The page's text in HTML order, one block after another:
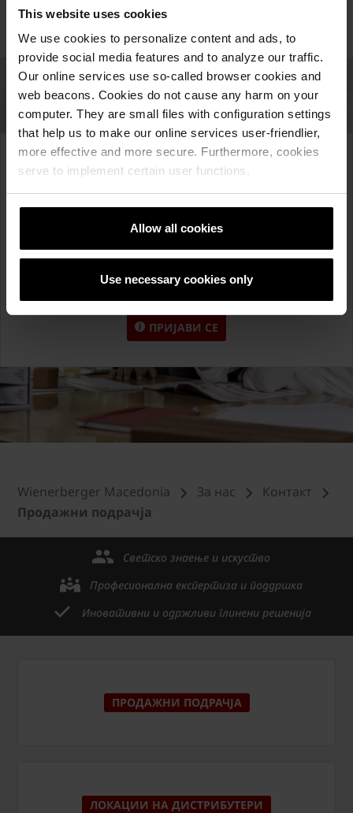
This website uses cookies
We use cookies to personalize content and ads, to
provide social media features and to analyze our traffic.
Our online services use so-called browser cookies and
web beacons. Cookies do not cause any harm on your
computer. They are small files with configuration settings
that help us to make our online services user-friendlier,
more effective and more secure. Furthermore, cookies
serve to implement certain user functions.
Allow all cookies
Use necessary cookies only
+389(0) 70 325 428
Пријава за Newsletter
Претплатете се на нашиот Newsletter и први
информирајте се за сите новитети и промоции.
Внесете го Вашето име и е-пошта.
ПРИЈАВИ СЕ
Wienerberger Macedonia За нас
Контакт
Продажни подрачја
Светско знаење и искуство
Професионална експертиза и поддршка
Иновативни и одржливи глинени решенија
ПРОДАЖНИ ПОДРАЧЈА
ЛОКАЦИИ НА ДИСТРИБУТЕРИ